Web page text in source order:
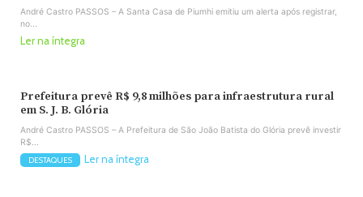
André Castro PASSOS – A Santa Casa de Piumhi emitiu um alerta após registrar,
no...
Ler na íntegra
Prefeitura prevê R$ 9,8 milhões para infraestrutura rural
em S. J. B. Glória
André Castro PASSOS – A Prefeitura de São João Batista do Glória prevê investir
R$...
DESTAQUES Ler na íntegra